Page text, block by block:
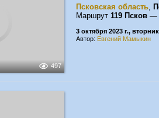
497
Псковская область,
Маршрут 119 Псков
3 октября 2023 г., вторник
Автор: Евгений Мамыкин